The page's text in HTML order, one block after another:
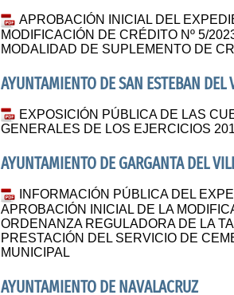
APROBACIÓN INICIAL DEL
MODIFICACIÓN DE CRÉDITO Nº 5/
MODALIDAD DE SUPLEMENTO DE
AYUNTAMIENTO DE SAN ESTEBAN DEL
EXPOSICIÓN PÚBLICA DE LAS
GENERALES DE LOS EJERCICIOS
AYUNTAMIENTO DE GARGANTA DEL
INFORMACIÓN PÚBLICA DEL
APROBACIÓN INICIAL DE LA
ORDENANZA REGULADORA DE LA
PRESTACIÓN DEL SERVICIO DE
MUNICIPAL
AYUNTAMIENTO DE NAVALACRUZ